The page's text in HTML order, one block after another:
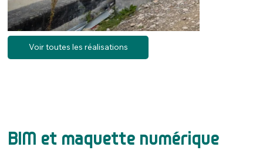
Voir toutes les réalisations
BIM et maquette numérique